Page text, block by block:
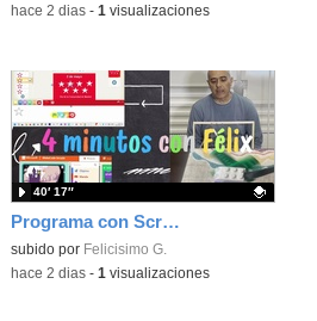
-hace 2 dias- 1 visualizaciones
Programa con Scratch juegos con los partidos del mundial 2026 ganados por España
Contenido educativo.
subido por Felicisimo G.
40′ 17″
-hace 2 dias- 1 visualizaciones